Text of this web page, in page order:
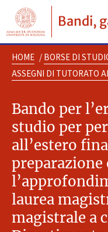
Bandi,
HOME / BORSE DI
ASSEGNI DI TUTORATO
Bando per
studio per
all’estero
preparazione
laurea
magistrale a